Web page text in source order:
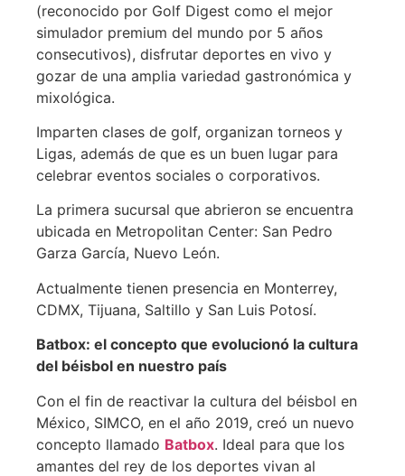
(reconocido por Golf Digest como el mejor
simulador premium del mundo por 5 años
consecutivos), disfrutar deportes en vivo y
gozar de una amplia variedad gastronómica y
mixológica.
Imparten clases de golf, organizan torneos y
Ligas, además de que es un buen lugar para
celebrar eventos sociales o corporativos.
La primera sucursal que abrieron se encuentra
ubicada en Metropolitan Center: San Pedro
Garza García, Nuevo León.
Actualmente tienen presencia en Monterrey,
CDMX, Tijuana, Saltillo y San Luis Potosí.
Batbox: el concepto que evolucionó la cultura
del béisbol en nuestro país
Con el fin de reactivar la cultura del béisbol en
México, SIMCO, en el año 2019, creó un nuevo
concepto llamado Batbox. Ideal para que los
amantes del rey de los deportes vivan al